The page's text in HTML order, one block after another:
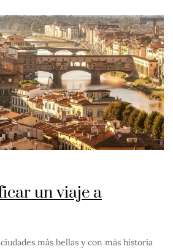
un viaje a
más bellas y con más historia